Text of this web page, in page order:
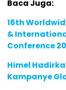
Baca Juga:
16th
&
Conference
Himel
Kampanye